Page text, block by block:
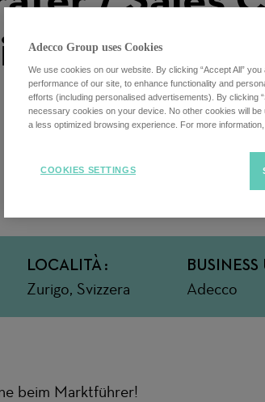
100% (m/
LOCALITÀ
Zurigo, Svizzera Adecco
beim Marktführer!
Adecco Group uses Cookies
We use cookies on our website. By clicking “Accept All”
performance of our site, to enhance functionality and
efforts (including personalised advertisements). By clicking
necessary cookies on your device. No other cookies will
a less optimized browsing experience. For more
COOKIES SETTINGS